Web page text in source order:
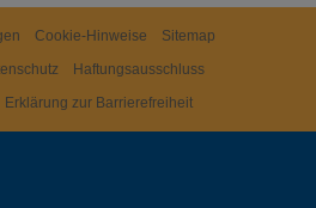
Cookie-Hinweise
Sitemap
Haftungsausschluss
Erklärung zur Barrierefreiheit